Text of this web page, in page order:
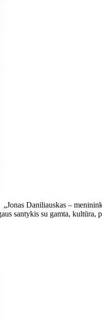
Daniliauskas –
santykis su gamta,